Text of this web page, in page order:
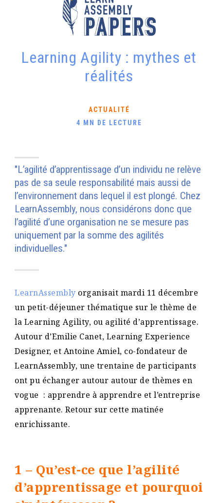
Learning Agility : mythes et
réalités
ACTUALITÉ
4 MN DE LECTURE
"L’agilité d’apprentissage d’un individu ne relève
pas de sa seule responsabilité mais aussi de
l’environnement dans lequel il est plongé. Chez
LearnAssembly, nous considérons donc que
l’agilité d’une organisation ne se mesure pas
uniquement par la somme des agilités
individuelles."
LearnAssembly organisait mardi 11 décembre
un petit-déjeuner thématique sur le thème de
la Learning Agility, ou agilité d’apprentissage.
Autour d’Emilie Canet, Learning Experience
Designer, et Antoine Amiel, co-fondateur de
LearnAssembly, une trentaine de participants
ont pu échanger autour autour de thèmes en
vogue : apprendre à apprendre et l’entreprise
apprenante. Retour sur cette matinée
enrichissante.
1 – Qu’est-ce que l’agilité
d’apprentissage et pourquoi